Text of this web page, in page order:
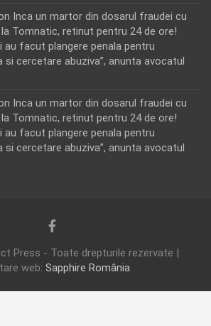
Inca un martor din dosarul fraudei cu
Tomnatic, retinut pentru 24 de ore!
facut plangere penala pentru
si cercetare abuziva”, anunta avocatul
Inca un martor din dosarul fraudei cu
Tomnatic, retinut pentru 24 de ore!
facut plangere penala pentru
si cercetare abuziva”, anunta avocatul
Press - Toate drepturile rezervate |
web: Sapphire România